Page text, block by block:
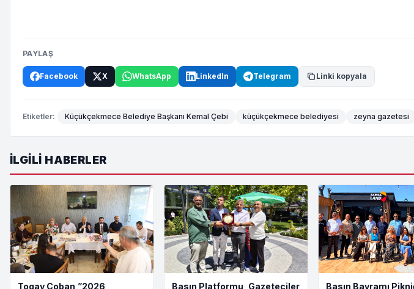
PAYLAŞ
Facebook X WhatsApp LinkedIn Telegram Linki kopyala
Etiketler: Küçükçekmece Belediye Başkanı Kemal Çebi küçükçekmece belediyesi zeyna gazetesi
İLGILI HABERLER
Togay Çoban,”2026
Basın Platformu, Gazeteciler
Basın Bayramı